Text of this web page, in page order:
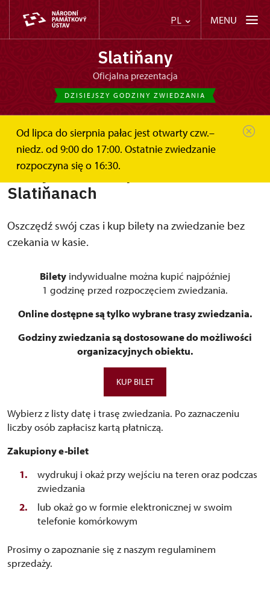
PL MENU
Slatiňany
Oficjalna prezentacja
DZISIEJSZY GODZINY ZWIEDZANIA
Od lipca do sierpnia pałac jest otwarty czw.–
niedz. od 9:00 do 17:00. Ostatnie zwiedzanie
rozpoczyna się o 16:30.
Bilety online
Bilety online do pałacu w
Slatiňanach
Oszczędź swój czas i kup bilety na zwiedzanie bez
czekania w kasie.
Bilety indywidualne można kupić najpóźniej
1 godzinę przed rozpoczęciem zwiedzania.
Online dostępne są tylko wybrane trasy zwiedzania.
Godziny zwiedzania są dostosowane do możliwości
organizacyjnych obiektu.
KUP BILET
Wybierz z listy datę i trasę zwiedzania. Po zaznaczeniu
liczby osób zapłacisz kartą płatniczą.
Zakupiony e-bilet
wydrukuj i okaż przy wejściu na teren oraz podczas
zwiedzania
lub okaż go w formie elektronicznej w swoim
telefonie komórkowym
Prosimy o zapoznanie się z naszym regulaminem
sprzedaży.